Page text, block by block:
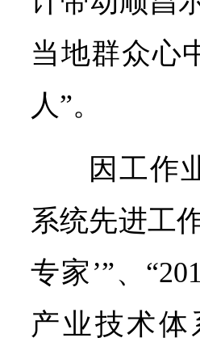
当地群众心
人”。
因工作
系统先进工
专家’”、
产业技术